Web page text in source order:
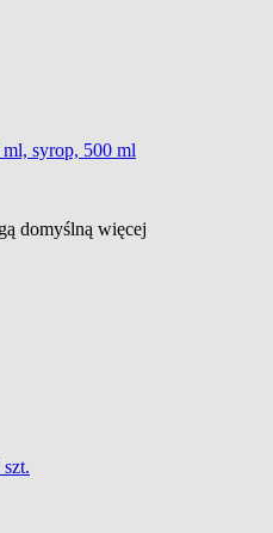
syrop, 500 ml
domyślną więcej